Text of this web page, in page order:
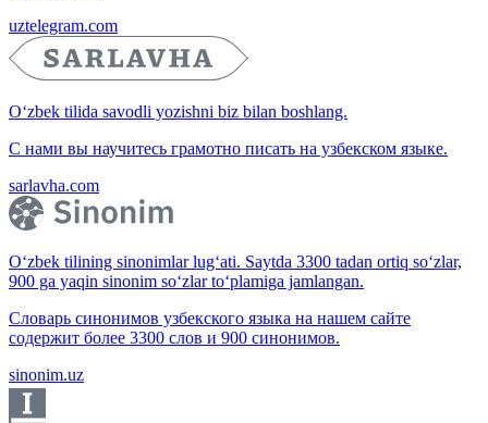
uztelegram.com
O‘zbek tilida savodli yozishni biz bilan boshlang.
С нами вы научитесь грамотно писать на узбекском языке.
sarlavha.com
O‘zbek tilining sinonimlar lug‘ati. Saytda 3300 tadan ortiq so‘zlar,
900 ga yaqin sinonim so‘zlar to‘plamiga jamlangan.
Словарь синонимов узбекского языка на нашем сайте
содержит более 3300 слов и 900 синонимов.
sinonim.uz